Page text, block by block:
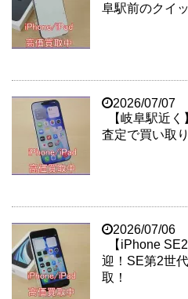
阜駅前のクイ
2026/07/07
【岐阜駅近
査定で買い取
2026/07/06
【iPhone
迎！SE第2世
取！